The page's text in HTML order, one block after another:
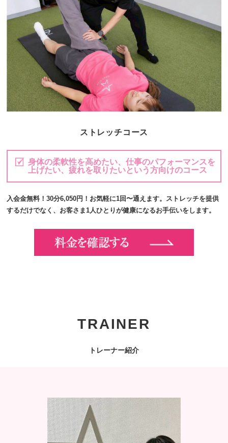
ストレッチコース
身体の柔軟性を高めたい、仕事のパフォーマンスを
上げたい、疲れを取りたいという方向けのコース
入会金無料！30分6,050円！お気軽に1回〜通えます。ストレッチを提供
するだけでなく、お客さま1人ひとりが健康になるお手伝いをします。
TRAINER
トレーナー紹介